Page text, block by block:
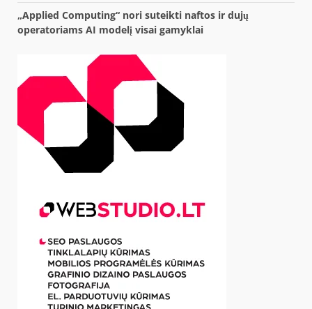
„Applied Computing“ nori suteikti naftos ir dujų
operatoriams AI modelį visai gamyklai